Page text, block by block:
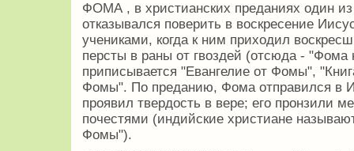
ФОМА , в христианских преданиях один
отказывался поверить в воскресение
учениками, когда к ним приходил
персты в раны от гвоздей (отсюда -
приписывается "Евангелие от Фомы",
Фомы". По преданию, Фома отправился в
проявил твердость в вере; его пронзили
почестями (индийские христиане
Фомы").